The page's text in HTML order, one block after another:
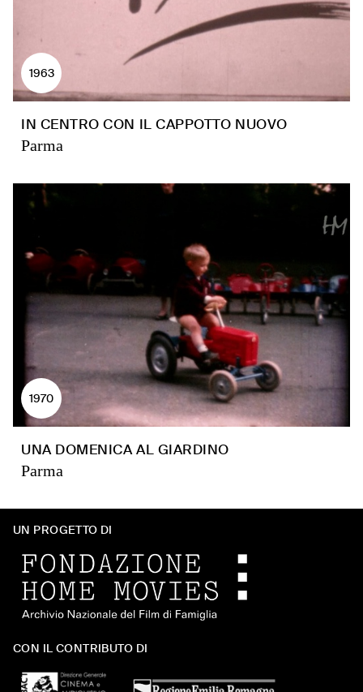
1963
IN CENTRO CON IL CAPPOTTO NUOVO
Parma
1970
UNA DOMENICA AL GIARDINO
Parma
UN PROGETTO DI
CON IL CONTRIBUTO DI